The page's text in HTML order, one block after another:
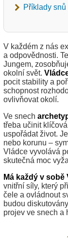
Příklady
V každém z nás
a odpovědnosti.
Jungem,
okolní svět.
pocit stability a
schopnost
ovlivňovat okolí.
Ve snech
třeba učinit
uspořádat život.
nebo korunu –
Vládce vyvolává
skutečná moc
Má každý v sobě
vnitřní síly, který
čele a ovládnout
budou
projev ve snech a